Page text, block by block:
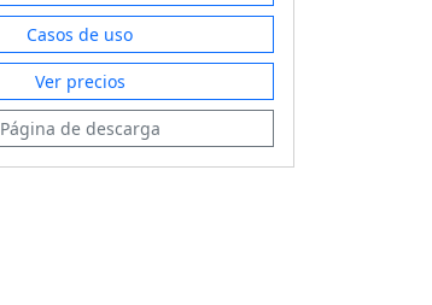
Casos de uso
Ver precios
Página de descarga